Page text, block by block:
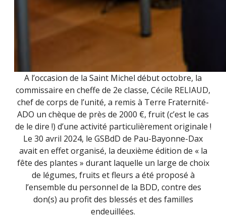
A l’occasion de la Saint Michel début octobre, la
commissaire en cheffe de 2e classe, Cécile RELIAUD,
chef de corps de l’unité, a remis à Terre Fraternité-
ADO un chèque de près de 2000 €, fruit (c’est le cas
de le dire !) d’une activité particulièrement originale !
Le 30 avril 2024, le GSBdD de Pau-Bayonne-Dax
avait en effet organisé, la deuxième édition de « la
fête des plantes » durant laquelle un large de choix
de légumes, fruits et fleurs a été proposé à
l’ensemble du personnel de la BDD, contre des
don(s) au profit des blessés et des familles
endeuillées.